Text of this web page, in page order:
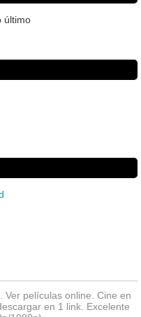
último
Ver películas online . Cine en
en 1 link. Excelente